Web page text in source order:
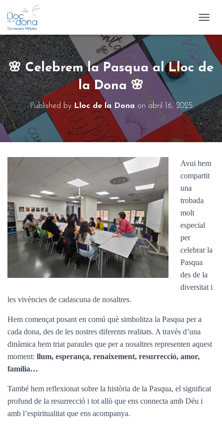
O
G
L
E
V
I
G
A
T
N
🌸 Celebrem la Pasqua al Lloc de
la Dona 🌸
Published by Lloc de la Dona on abril 16, 2025
Avui hem
compartit
una
trobada
molt
especial
per
celebrar la
Pasqua
des de la
diversitat i
les vivències de cadascuna de nosaltres.
Hem començat posant en comú què simbolitza la Pasqua per a
cada dona, des de les nostres diferents realitats. A través d’una
dinàmica hem triat paraules que per a nosaltres representen aquest
moment: llum, esperança, renaixement, resurrecció, amor,
família…
També hem reflexionat sobre la història de la Pasqua, el significat
profund de la resurrecció i tot allò que ens connecta amb Déu i
amb l’espiritualitat que ens acompanya.